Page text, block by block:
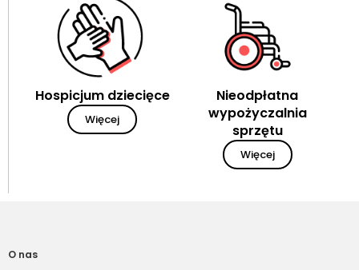
Hospicjum dziecięce
Więcej
Nieodpłatna
wypożyczalnia
sprzętu
Więcej
O nas